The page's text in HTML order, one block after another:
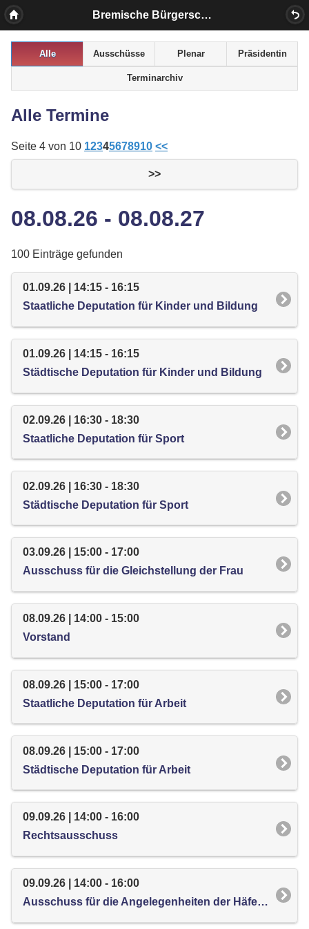
Bremische Bürgerschaft
Alle Ausschüsse Plenar Präsidentin
Terminarchiv
Alle Termine
Seite 4 von 10 12345678910 <<
>>
08.08.26 - 08.08.27
100 Einträge gefunden
01.09.26 | 14:15 - 16:15
Staatliche Deputation für Kinder und Bildung
01.09.26 | 14:15 - 16:15
Städtische Deputation für Kinder und Bildung
02.09.26 | 16:30 - 18:30
Staatliche Deputation für Sport
02.09.26 | 16:30 - 18:30
Städtische Deputation für Sport
03.09.26 | 15:00 - 17:00
Ausschuss für die Gleichstellung der Frau
08.09.26 | 14:00 - 15:00
Vorstand
08.09.26 | 15:00 - 17:00
Staatliche Deputation für Arbeit
08.09.26 | 15:00 - 17:00
Städtische Deputation für Arbeit
09.09.26 | 14:00 - 16:00
Rechtsausschuss
09.09.26 | 14:00 - 16:00
Ausschuss für die Angelegenheiten der Häfen im Lande Bremen